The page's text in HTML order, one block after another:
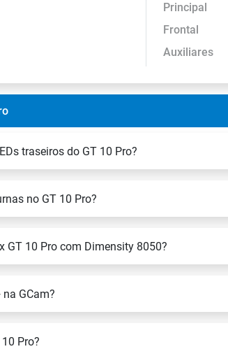
Principal
Frontal
Auxiliares
traseiros do GT 10 Pro?
no GT 10 Pro?
GT 10 Pro com Dimensity 8050?
GCam?
Pro?